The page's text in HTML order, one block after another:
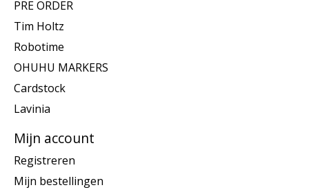
PRE ORDER
Tim Holtz
Robotime
OHUHU MARKERS
Cardstock
Lavinia
Mijn account
Registreren
Mijn bestellingen